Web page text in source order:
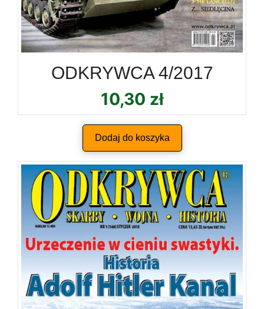
ODKRYWCA 4/2017
10,30 zł
Dodaj do koszyka